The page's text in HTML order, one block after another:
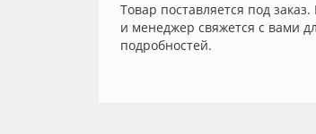
Товар поставляется под заказ.
и менеджер свяжется с вами
подробностей.